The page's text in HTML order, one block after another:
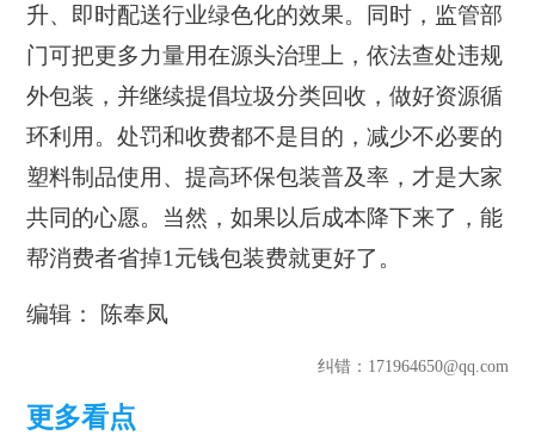
升、即时配送行业绿色化的效果。同时，监管部
门可把更多力量用在源头治理上，依法查处违规
外包装，并继续提倡垃圾分类回收，做好资源循
环利用。处罚和收费都不是目的，减少不必要的
塑料制品使用、提高环保包装普及率，才是大家
共同的心愿。当然，如果以后成本降下来了，能
帮消费者省掉1元钱包装费就更好了。
编辑： 陈奉凤
纠错：171964650@qq.com